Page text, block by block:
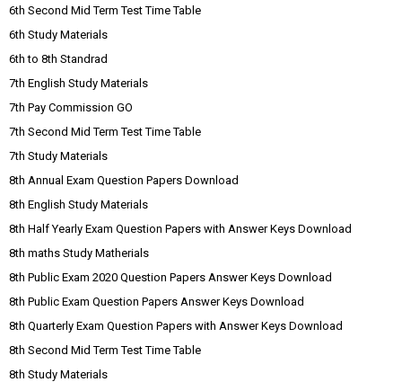
6th Second Mid Term Test Time Table
6th Study Materials
6th to 8th Standrad
7th English Study Materials
7th Pay Commission GO
7th Second Mid Term Test Time Table
7th Study Materials
8th Annual Exam Question Papers Download
8th English Study Materials
8th Half Yearly Exam Question Papers with Answer Keys Download
8th maths Study Matherials
8th Public Exam 2020 Question Papers Answer Keys Download
8th Public Exam Question Papers Answer Keys Download
8th Quarterly Exam Question Papers with Answer Keys Download
8th Second Mid Term Test Time Table
8th Study Materials